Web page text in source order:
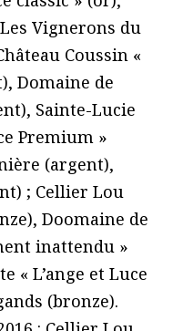
Vignerons du
Coussin «
Domaine de
Sainte-Lucie
Premium »
(argent),
; Cellier Lou
Doomaine de
inattendu »
« L’ange et Luce
(bronze).